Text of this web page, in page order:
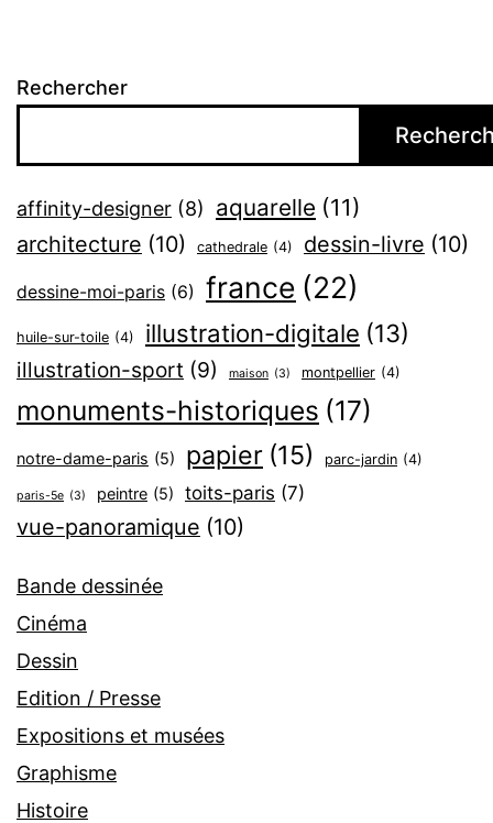
Rechercher
affinity-designer (8) aquarelle (11)
architecture (10) cathedrale (4) dessin-livre (10)
dessine-moi-paris (6) france (22)
huile-sur-toile (4) illustration-digitale (13)
illustration-sport (9) maison (3) montpellier (4)
monuments-historiques (17)
notre-dame-paris (5) papier (15) parc-jardin (4)
paris-5e (3) peintre (5) toits-paris (7)
vue-panoramique (10)
Bande dessinée
Cinéma
Dessin
Edition / Presse
Expositions et musées
Graphisme
Histoire